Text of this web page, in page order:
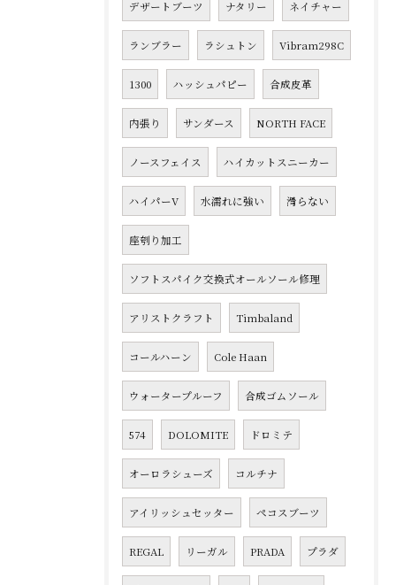
デザートブーツ ナタリー ネイチャー
ランブラー ラシュトン Vibram298C
1300 ハッシュパピー 合成皮革
内張り サンダース NORTH FACE
ノースフェイス ハイカットスニーカー
ハイパーV 水濡れに強い 滑らない
座刳り加工
ソフトスパイク交換式オールソール修理
アリストクラフト Timbaland
コールハーン Cole Haan
ウォータープルーフ 合成ゴムソール
574 DOLOMITE ドロミテ
オーロラシューズ コルチナ
アイリッシュセッター ペコスブーツ
REGAL リーガル PRADA プラダ